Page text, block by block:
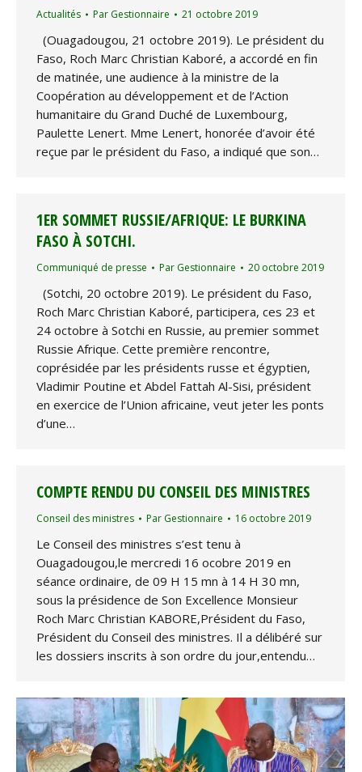
Actualités Par Gestionnaire 21 octobre 2019
(Ouagadougou, 21 octobre 2019). Le président du
Faso, Roch Marc Christian Kaboré, a accordé en fin
de matinée, une audience à la ministre de la
Coopération au développement et de l’Action
humanitaire du Grand Duché de Luxembourg,
Paulette Lenert. Mme Lenert, honorée d’avoir été
reçue par le président du Faso, a indiqué que son…
1ER SOMMET RUSSIE/AFRIQUE: LE BURKINA
FASO À SOTCHI.
Communiqué de presse Par Gestionnaire 20 octobre 2019
(Sotchi, 20 octobre 2019). Le président du Faso,
Roch Marc Christian Kaboré, participera, ces 23 et
24 octobre à Sotchi en Russie, au premier sommet
Russie Afrique. Cette première rencontre,
coprésidée par les présidents russe et égyptien,
Vladimir Poutine et Abdel Fattah Al-Sisi, président
en exercice de l’Union africaine, veut jeter les ponts
d’une…
COMPTE RENDU DU CONSEIL DES MINISTRES
Conseil des ministres Par Gestionnaire 16 octobre 2019
Le Conseil des ministres s’est tenu à
Ouagadougou,le mercredi 16 ocobre 2019 en
séance ordinaire, de 09 H 15 mn à 14 H 30 mn,
sous la présidence de Son Excellence Monsieur
Roch Marc Christian KABORE,Président du Faso,
Président du Conseil des ministres. Il a délibéré sur
les dossiers inscrits à son ordre du jour,entendu…